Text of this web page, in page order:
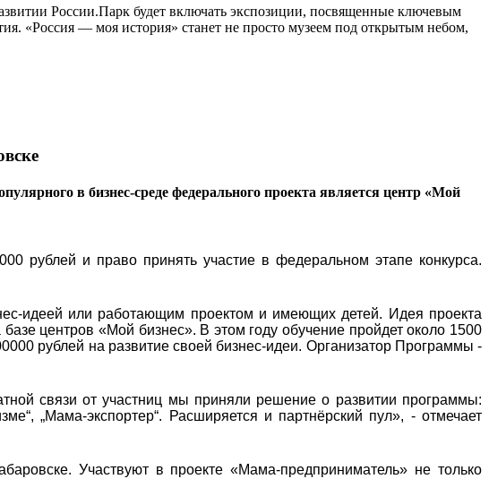
России.Парк будет включать экспозиции, посвященные ключевым
«Россия — моя история» станет не просто музеем под открытым небом,
в бизнес-среде федерального проекта является центр «Мой
рублей и право принять участие в федеральном этапе конкурса.
идеей или работающим проектом и имеющих детей. Идея проекта
центров «Мой бизнес». В этом году обучение пройдет около 1500
рублей на развитие своей бизнес-идеи. Организатор Программы -
связи от участниц мы приняли решение о развитии программы:
„Мама-экспортер“. Расширяется и партнёрский пул», - отмечает
Участвуют в проекте «Мама-предприниматель» не только